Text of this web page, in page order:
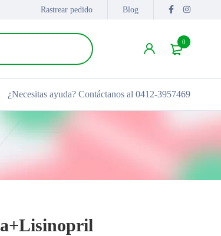
Rastrear pedido Blog
0
¿Necesitas ayuda? Contáctanos al 0412-3957469